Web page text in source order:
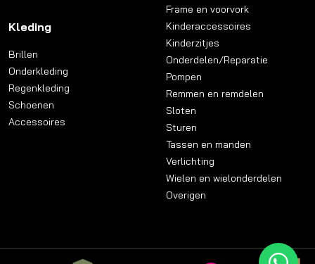
Kleding
Brillen
Onderkleding
Regenkleding
Schoenen
Accessoires
Frame en voorvork
Kinderaccessoires
Kinderzitjes
Onderdelen/Reparatie
Pompen
Remmen en remdelen
Sloten
Sturen
Tassen en manden
Verlichting
Wielen en wielonderdelen
Overigen